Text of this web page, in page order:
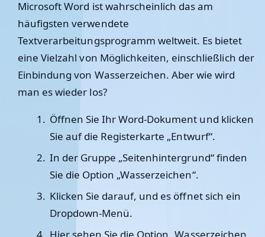
Microsoft Word ist wahrscheinlich das am
häufigsten verwendete
Textverarbeitungsprogramm weltweit. Es bietet
eine Vielzahl von Möglichkeiten, einschließlich der
Einbindung von Wasserzeichen. Aber wie wird
man es wieder los?
Öffnen Sie Ihr Word-Dokument und klicken
Sie auf die Registerkarte „Entwurf“.
In der Gruppe „Seitenhintergrund“ finden
Sie die Option „Wasserzeichen“.
Klicken Sie darauf, und es öffnet sich ein
Dropdown-Menü.